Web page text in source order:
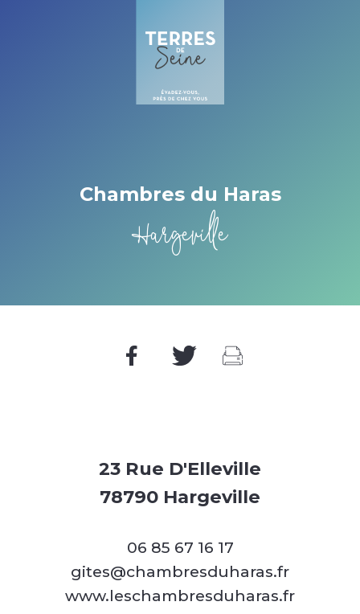
Chambres du Haras
Hargeville
23 Rue D'Elleville
78790 Hargeville
06 85 67 16 17
gites@chambresduharas.fr
www.leschambresduharas.fr